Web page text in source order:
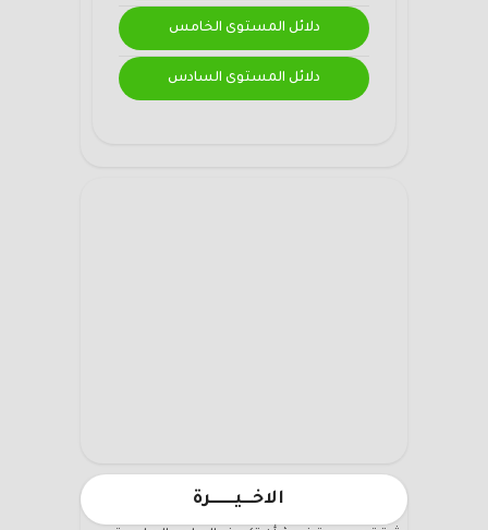
دلائل المستوى الخامس
دلائل المستوى السادس
الاخـــيـــــــرة